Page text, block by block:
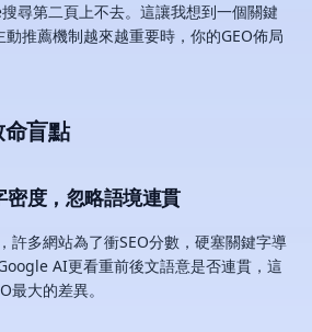
尋第二頁上不去。這讓我想到一個關鍵
推薦機制越來越重要時，你的GEO佈局
命盲點
度，忽略語境連貫
許多網站為了衝SEO分數，硬塞關鍵字導
AI更看重前後文語意是否連貫，這
最大的差異。